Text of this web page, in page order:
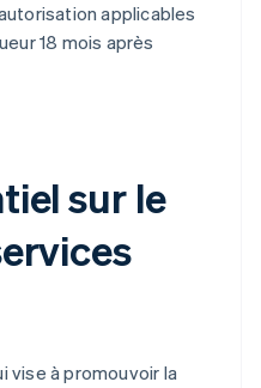
applicables
18 mois après
sur le
vise à promouvoir la